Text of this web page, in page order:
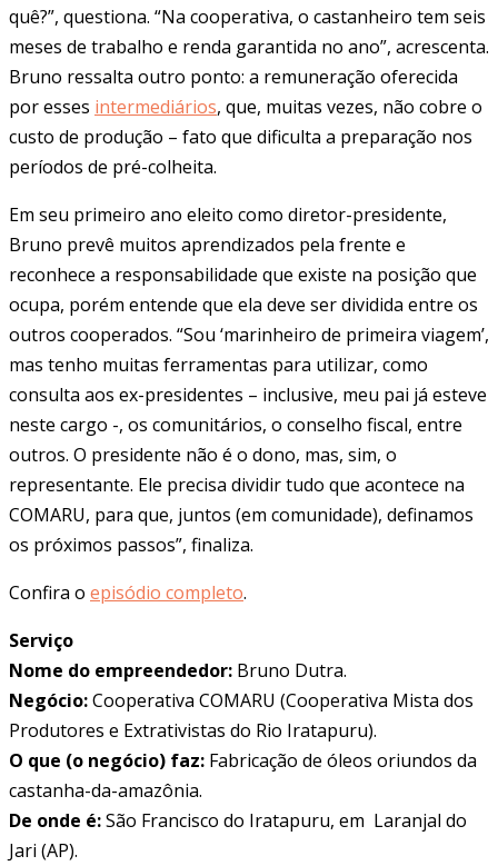
quê?”, questiona. “Na cooperativa, o castanheiro tem seis
meses de trabalho e renda garantida no ano”, acrescenta.
Bruno ressalta outro ponto: a remuneração oferecida
por esses intermediários, que, muitas vezes, não cobre o
custo de produção – fato que dificulta a preparação nos
períodos de pré-colheita.
Em seu primeiro ano eleito como diretor-presidente,
Bruno prevê muitos aprendizados pela frente e
reconhece a responsabilidade que existe na posição que
ocupa, porém entende que ela deve ser dividida entre os
outros cooperados. “Sou ‘marinheiro de primeira viagem’,
mas tenho muitas ferramentas para utilizar, como
consulta aos ex-presidentes – inclusive, meu pai já esteve
neste cargo -, os comunitários, o conselho fiscal, entre
outros. O presidente não é o dono, mas, sim, o
representante. Ele precisa dividir tudo que acontece na
COMARU, para que, juntos (em comunidade), definamos
os próximos passos”, finaliza.
Confira o episódio completo.
Serviço
Nome do empreendedor: Bruno Dutra.
Negócio:Cooperativa COMARU (Cooperativa Mista dos
Produtores e Extrativistas do Rio Iratapuru).
O que (o negócio) faz: Fabricação de óleos oriundos da
castanha-da-amazônia.
De onde é:São Francisco do Iratapuru, em Laranjal do
Jari (AP).